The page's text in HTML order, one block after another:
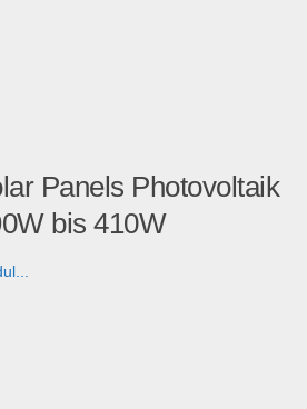
Panels Photovoltaik
bis 410W